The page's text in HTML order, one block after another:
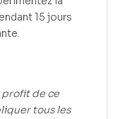
15 jours
profit de ce
tous les